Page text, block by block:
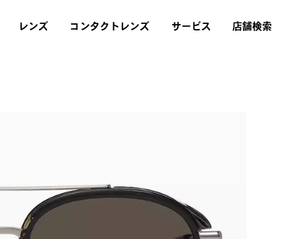
レンズ コンタクトレンズ サービス 店舗検索